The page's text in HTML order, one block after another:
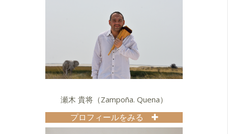
瀬木 貴将（Zampoña. Quena）
プロフィールをみる
1979